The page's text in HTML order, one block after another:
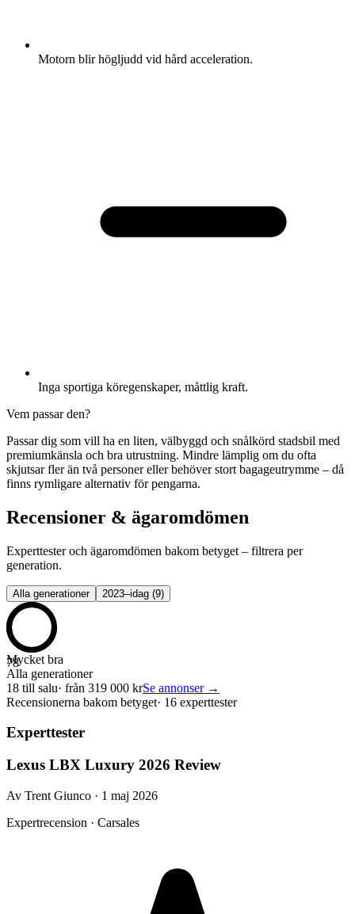
Motorn blir högljudd vid hård acceleration.
Inga sportiga köregenskaper, måttlig kraft.
Vem passar den?
Passar dig som vill ha en liten, välbyggd och snålkörd stadsbil med
premiumkänsla och bra utrustning. Mindre lämplig om du ofta
skjutsar fler än två personer eller behöver stort bagageutrymme – då
finns rymligare alternativ för pengarna.
Recensioner & ägaromdömen
Experttester och ägaromdömen bakom betyget – filtrera per
generation.
Alla generationer 2023–idag (9)
78
Mycket bra
Alla generationer
18 till salu· från 319 000 krSe annonser →
Recensionerna bakom betyget· 16 experttester
Experttester
Lexus LBX Luxury 2026 Review
Av Trent Giunco · 1 maj 2026
Expertrecension · Carsales